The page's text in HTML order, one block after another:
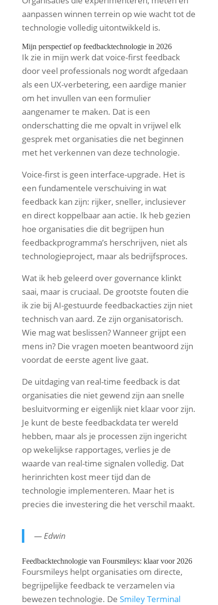
aanpassen winnen terrein op wie wacht tot de
technologie volledig uitontwikkeld is.
Mijn perspectief op feedbacktechnologie in 2026
Ik zie in mijn werk dat voice-first feedback
door veel professionals nog wordt afgedaan
als een UX-verbetering, een aardige manier
om het invullen van een formulier
aangenamer te maken. Dat is een
onderschatting die me opvalt in vrijwel elk
gesprek met organisaties die net beginnen
met het verkennen van deze technologie.
Voice-first is geen interface-upgrade. Het is
een fundamentele verschuiving in wat
feedback kan zijn: rijker, sneller, inclusiever
en direct koppelbaar aan actie. Ik heb gezien
hoe organisaties die dit begrijpen hun
feedbackprogramma’s herschrijven, niet als
technologieproject, maar als bedrijfsproces.
Wat ik heb geleerd over governance klinkt
saai, maar is cruciaal. De grootste fouten die
ik zie bij AI-gestuurde feedbackacties zijn niet
technisch van aard. Ze zijn organisatorisch.
Wie mag wat beslissen? Wanneer grijpt een
mens in? Die vragen moeten beantwoord zijn
voordat de eerste agent live gaat.
De uitdaging van real-time feedback is dat
organisaties die niet gewend zijn aan snelle
besluitvorming er eigenlijk niet klaar voor zijn.
Je kunt de beste feedbackdata ter wereld
hebben, maar als je processen zijn ingericht
op wekelijkse rapportages, verlies je de
waarde van real-time signalen volledig. Dat
herinrichten kost meer tijd dan de
technologie implementeren. Maar het is
precies die investering die het verschil maakt.
— Edwin
Feedbacktechnologie van Foursmileys: klaar voor 2026
Foursmileys helpt organisaties om directe,
begrijpelijke feedback te verzamelen via
bewezen technologie. De Smiley Terminal